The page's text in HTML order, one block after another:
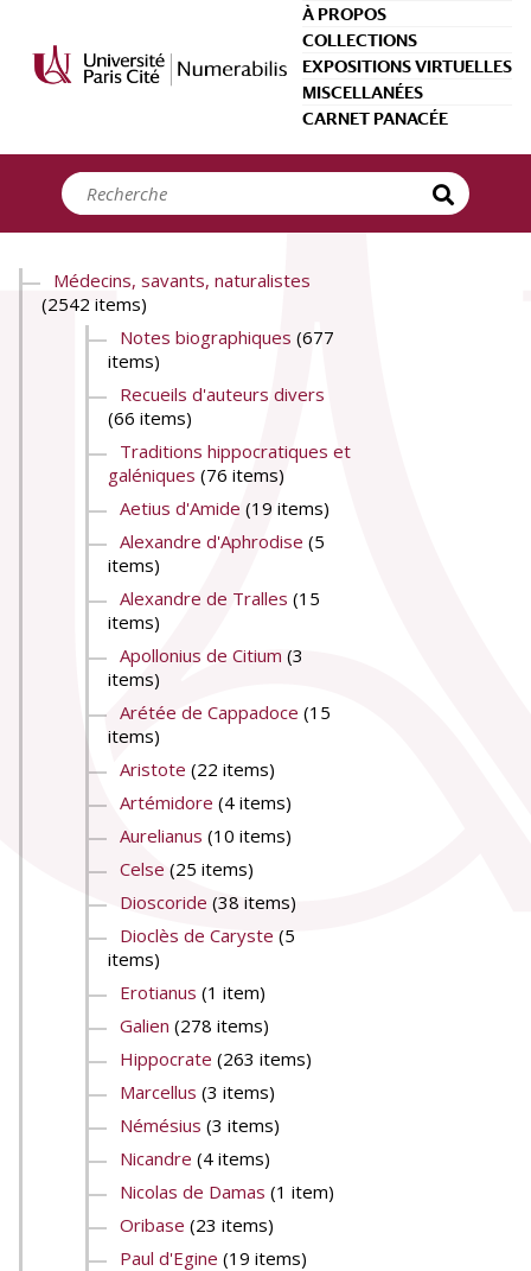
À PROPOS
COLLECTIONS
EXPOSITIONS VIRTUELLES
MISCELLANÉES
CARNET PANACÉE
Médecins, savants, naturalistes
(2542 items)
Notes biographiques (677
items)
Recueils d'auteurs divers
(66 items)
Traditions hippocratiques et
galéniques (76 items)
Aetius d'Amide (19 items)
Alexandre d'Aphrodise (5
items)
Alexandre de Tralles (15
items)
Apollonius de Citium (3
items)
Arétée de Cappadoce (15
items)
Aristote (22 items)
Artémidore (4 items)
Aurelianus (10 items)
Celse (25 items)
Dioscoride (38 items)
Dioclès de Caryste (5
items)
Erotianus (1 item)
Galien (278 items)
Hippocrate (263 items)
Marcellus (3 items)
Némésius (3 items)
Nicandre (4 items)
Nicolas de Damas (1 item)
Oribase (23 items)
Paul d'Egine (19 items)